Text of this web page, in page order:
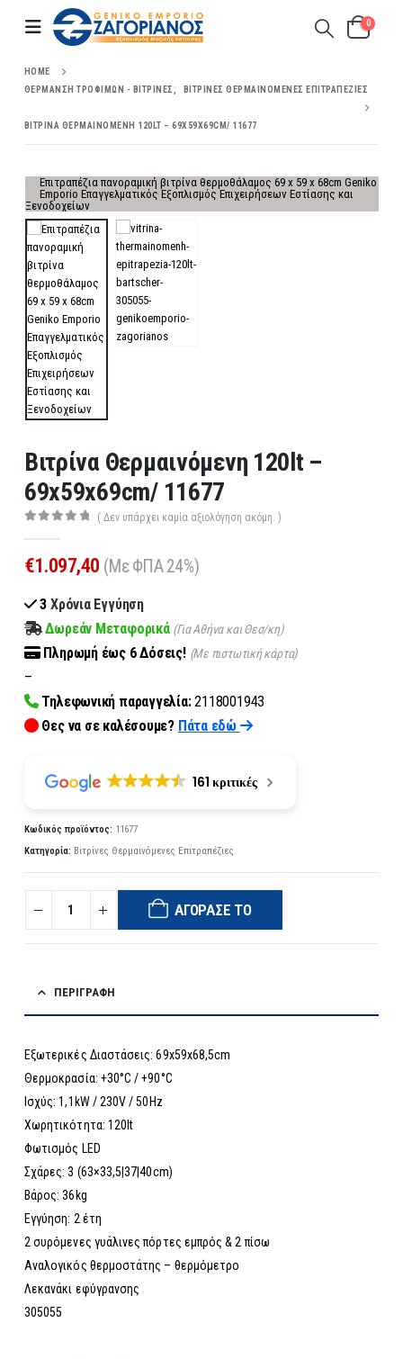
0
HOME
ΘΈΡΜΑΝΣΗ ΤΡΟΦΊΜΩΝ - ΒΙΤΡΊΝΕΣ
ΒΙΤΡΊΝΕΣ ΘΕΡΜΑΙΝΌΜΕΝΕΣ ΕΠΙΤΡΑΠΈΖΙΕΣ
ΒΙΤΡΊΝΑ ΘΕΡΜΑΙΝΌΜΕΝΗ 120LT – 69X59X69CM/ 11677
Βιτρίνα Θερμαινόμενη 120lt –
69x59x69cm/ 11677
( Δεν υπάρχει καμία αξιολόγηση ακόμη. )
€1.097,40 (Με ΦΠΑ 24%)
3 Χρόνια Εγγύηση
Δωρεάν Μεταφορικά (Για Αθήνα και Θεσ/κη)
Πληρωμή έως 6Δόσεις! (Με πιστωτική κάρτα)
–
Τηλεφωνική παραγγελία:2118001943
Θες να σε καλέσουμε? Πάτα εδώ
161 κριτικές
Κωδικός προϊόντος: 11677
Κατηγορία: Βιτρίνες Θερμαινόμενες Επιτραπέζιες
ΑΓΌΡΑΣΈ ΤΟ
ΠΕΡΙΓΡΑΦΉ
Εξωτερικές Διαστάσεις: 69x59x68,5cm
Θερμοκρασία: +30°C / +90°C
Ισχύς: 1,1kW / 230V / 50Hz
Χωρητικότητα: 120lt
Φωτισμός LED
Σχάρες: 3 (63×33,5|37|40cm)
Βάρος: 36kg
Εγγύηση: 2 έτη
2 συρόμενες γυάλινες πόρτες εμπρός & 2 πίσω
Αναλογικός θερμοστάτης – θερμόμετρο
Λεκανάκι εφύγρανσης
305055